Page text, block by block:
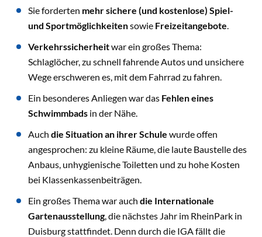
Sie forderten mehr sichere (und kostenlose) Spiel-
und Sportmöglichkeitensowie Freizeitangebote.
Verkehrssicherheitwar ein großes Thema:
Schlaglöcher, zu schnell fahrende Autos und unsichere
Wege erschweren es, mit dem Fahrrad zu fahren.
Ein besonderes Anliegen war das Fehlen eines
Schwimmbads in der Nähe.
Auch die Situation an ihrer Schule wurde offen
angesprochen: zu kleine Räume, die laute Baustelle des
Anbaus, unhygienische Toiletten und zu hohe Kosten
bei Klassenkassenbeiträgen.
Ein großes Thema war auch die Internationale
Gartenausstellung, die nächstes Jahr im RheinPark in
Duisburg stattfindet. Denn durch die IGA fällt die